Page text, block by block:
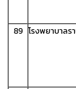
89 โรงพยาบาลร